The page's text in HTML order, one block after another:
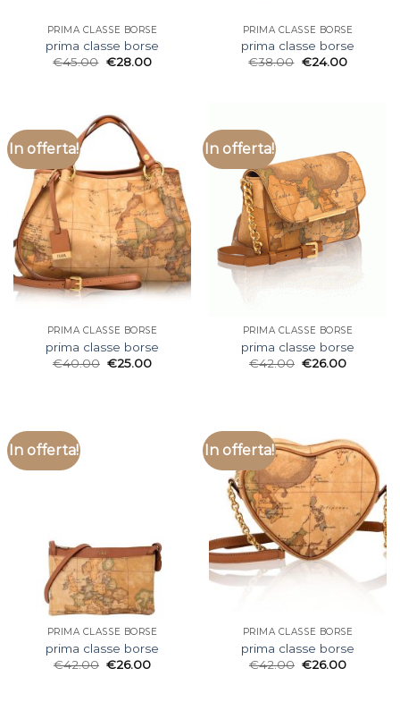
PRIMA CLASSE BORSE
prima classe borse
€45.00 €28.00
PRIMA CLASSE BORSE
prima classe borse
€38.00 €24.00
In offerta!
PRIMA CLASSE BORSE
prima classe borse
€40.00 €25.00
In offerta!
PRIMA CLASSE BORSE
prima classe borse
€42.00 €26.00
In offerta!
PRIMA CLASSE BORSE
prima classe borse
€42.00 €26.00
In offerta!
PRIMA CLASSE BORSE
prima classe borse
€42.00 €26.00